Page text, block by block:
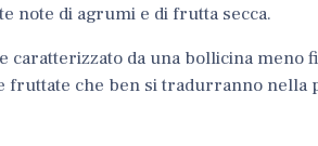
note di agrumi e di frutta secca.
caratterizzato da una bollicina meno
fruttate che ben si tradurranno nella